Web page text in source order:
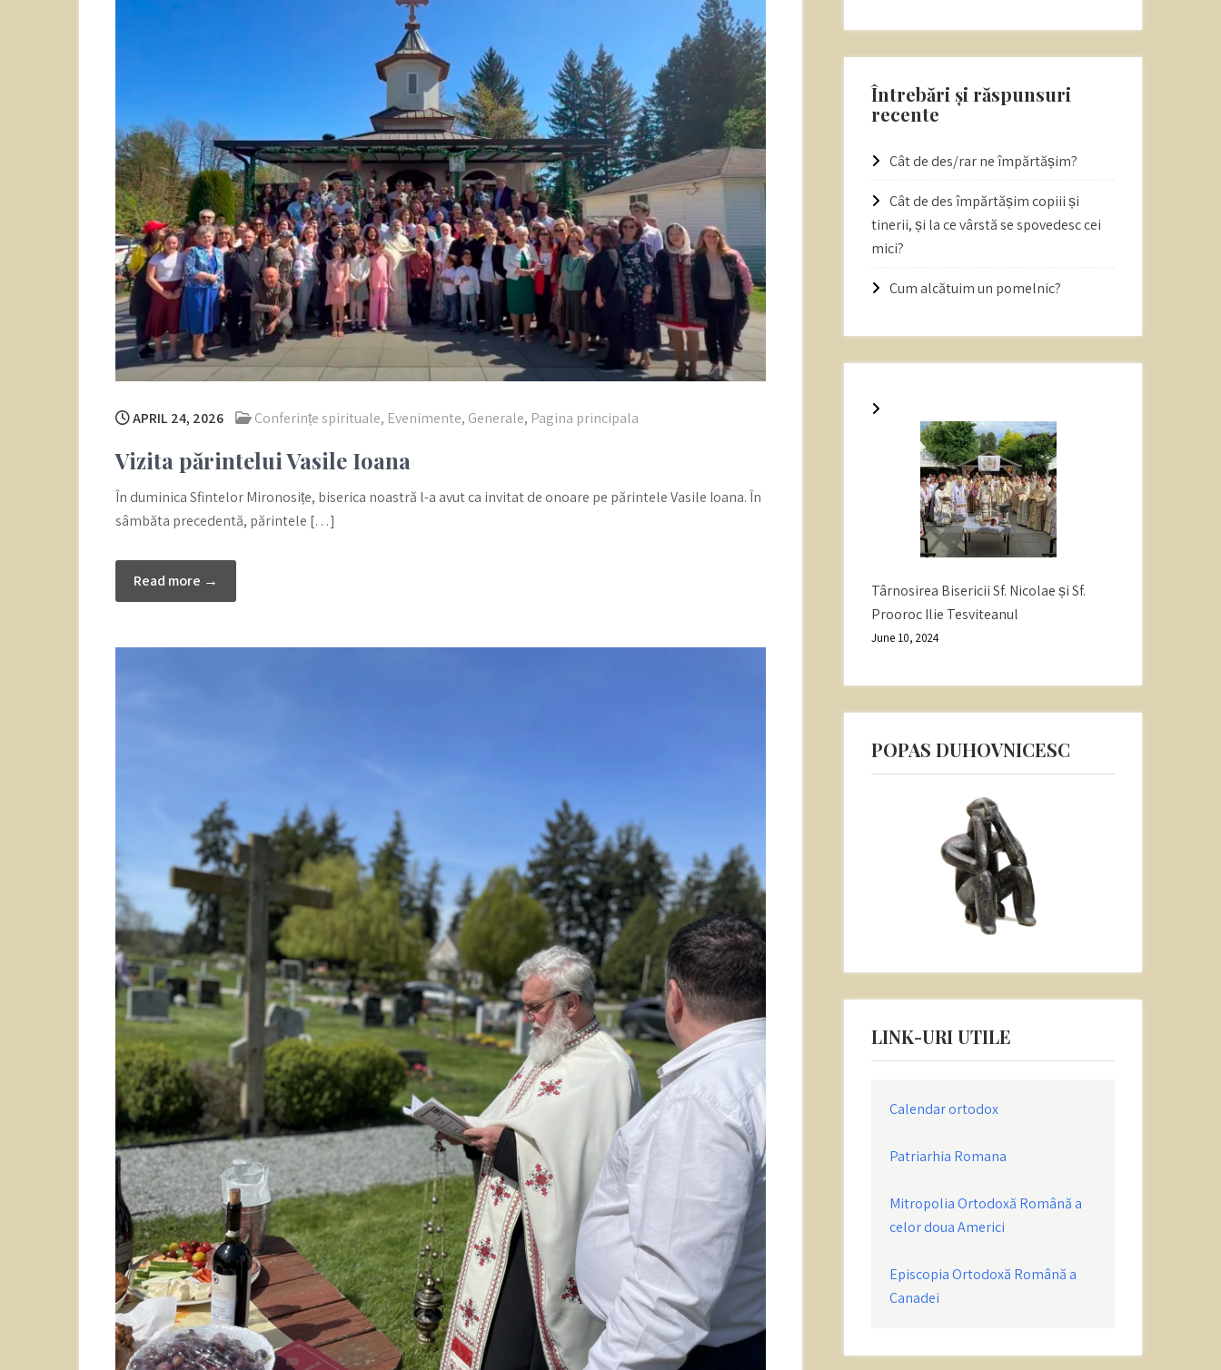
APRIL 24, 2026 Conferințe spirituale, Evenimente, Generale, Pagina principala
Vizita părintelui Vasile Ioana
În duminica Sfintelor Mironosițe, biserica noastră l-a avut ca invitat de onoare pe părintele Vasile Ioana. În
sâmbăta precedentă, părintele […]
Read more →
Întrebări și răspunsuri
recente
Cât de des/rar ne împărtășim?
Cât de des împărtășim copiii și
tinerii, și la ce vârstă se spovedesc cei
mici?
Cum alcătuim un pomelnic?
Târnosirea Bisericii Sf. Nicolae și Sf.
Prooroc Ilie Tesviteanul
June 10, 2024
POPAS DUHOVNICESC
LINK-URI UTILE
Calendar ortodox
Patriarhia Romana
Mitropolia Ortodoxă Română a
celor doua Americi
Episcopia Ortodoxă Română a
Canadei